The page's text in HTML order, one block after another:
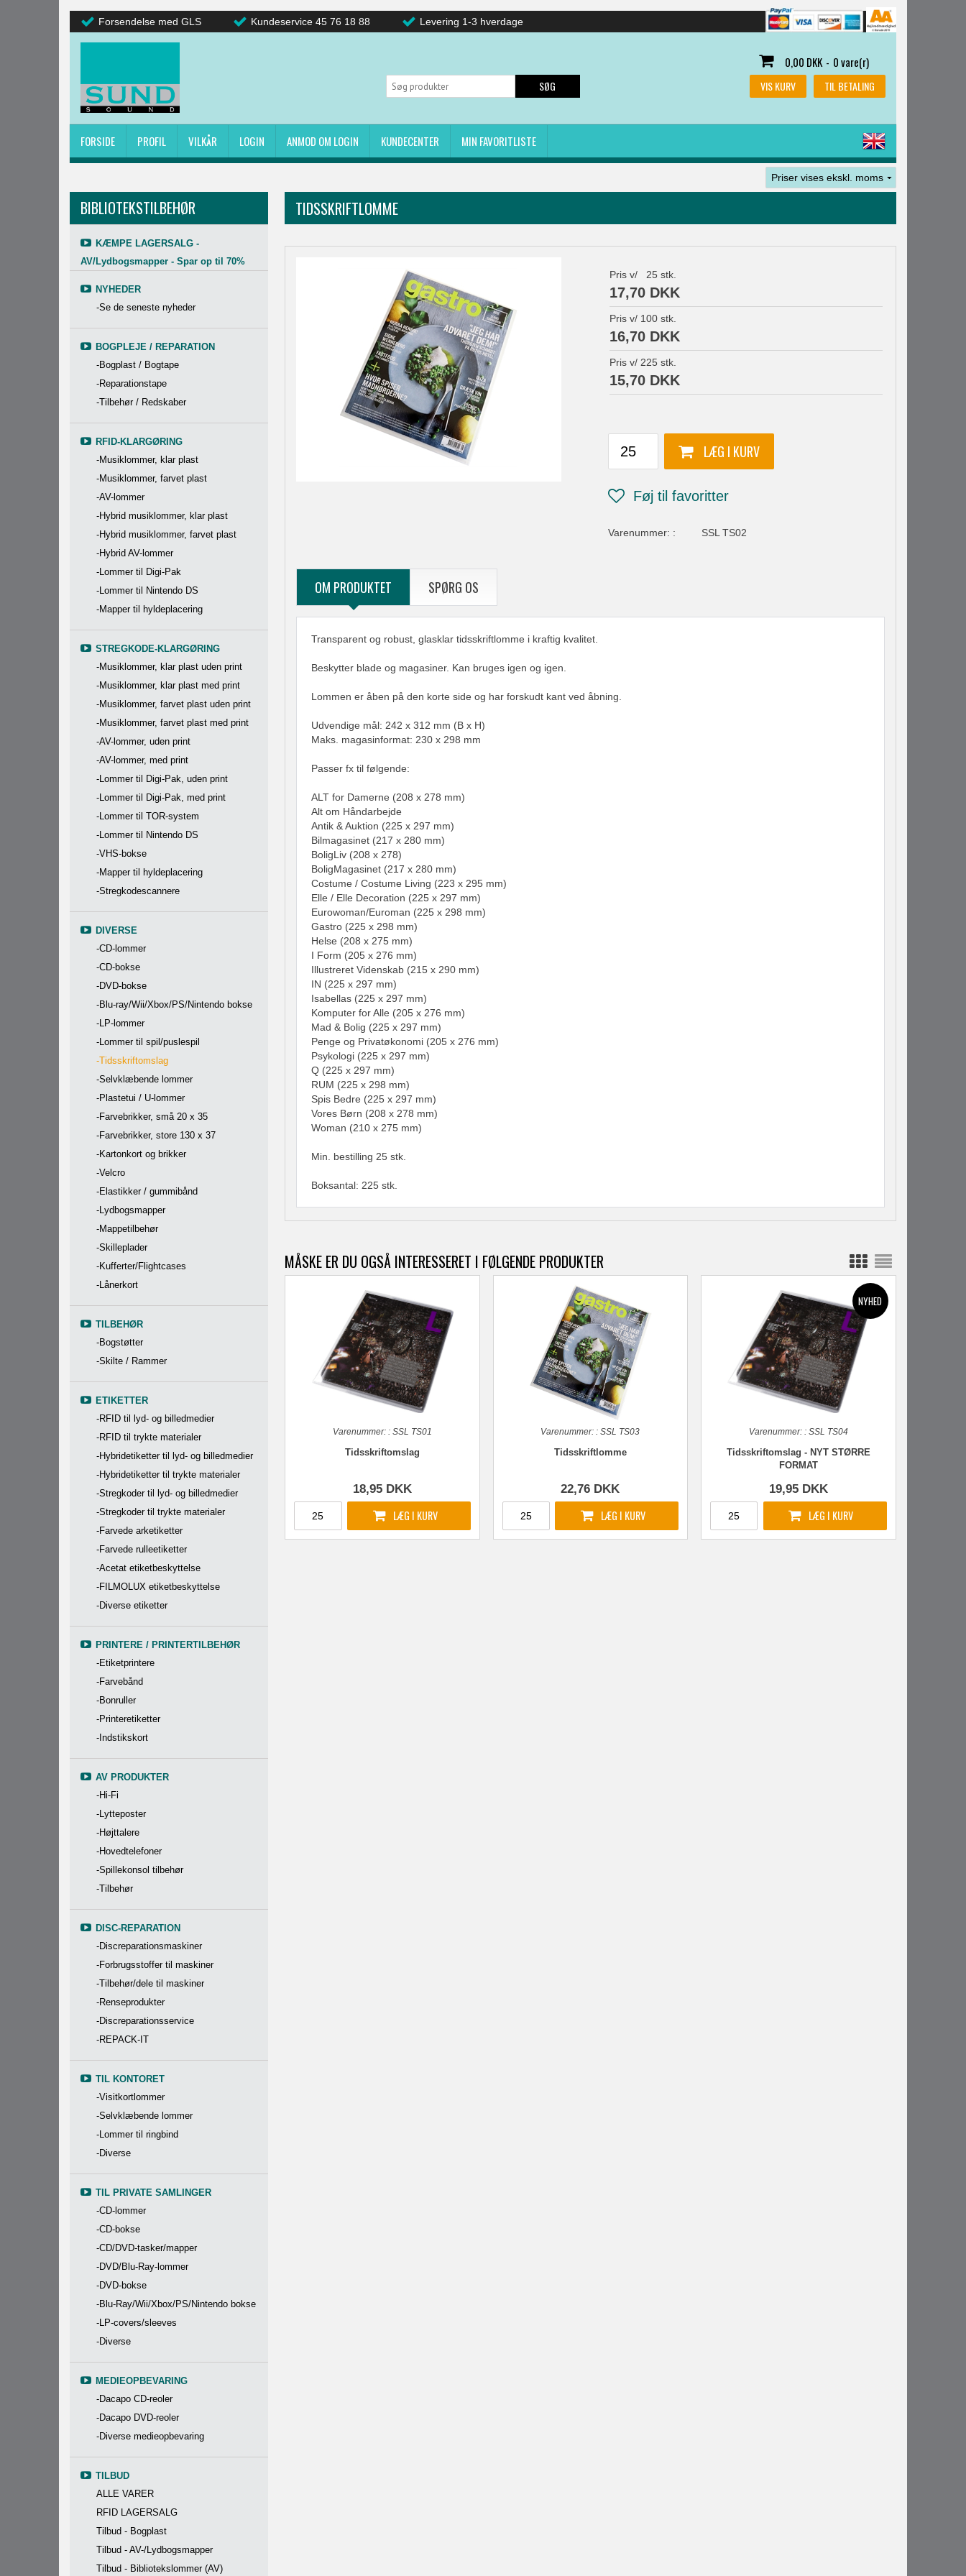
Forsendelse med GLS Kundeservice 45 76 18 88 Levering 1-3 hverdage
0,00 DKK - 0 vare(r)
VIS KURV TIL BETALING
FORSIDE PROFIL VILKÅR LOGIN ANMOD OM LOGIN KUNDECENTER MIN FAVORITLISTE
SØG
BIBLIOTEKSTILBEHØR
KÆMPE LAGERSALG -
AV/Lydbogsmapper - Spar op til 70%
NYHEDER
-Se de seneste nyheder
BOGPLEJE / REPARATION
-Bogplast / Bogtape
-Reparationstape
-Tilbehør / Redskaber
RFID-KLARGØRING
-Musiklommer, klar plast
-Musiklommer, farvet plast
-AV-lommer
-Hybrid musiklommer, klar plast
-Hybrid musiklommer, farvet plast
-Hybrid AV-lommer
-Lommer til Digi-Pak
-Lommer til Nintendo DS
-Mapper til hyldeplacering
STREGKODE-KLARGØRING
-Musiklommer, klar plast uden print
-Musiklommer, klar plast med print
-Musiklommer, farvet plast uden print
-Musiklommer, farvet plast med print
-AV-lommer, uden print
-AV-lommer, med print
-Lommer til Digi-Pak, uden print
-Lommer til Digi-Pak, med print
-Lommer til TOR-system
-Lommer til Nintendo DS
-VHS-bokse
-Mapper til hyldeplacering
-Stregkodescannere
DIVERSE
-CD-lommer
-CD-bokse
-DVD-bokse
-Blu-ray/Wii/Xbox/PS/Nintendo bokse
-LP-lommer
-Lommer til spil/puslespil
-Tidsskriftomslag
-Selvklæbende lommer
-Plastetui / U-lommer
-Farvebrikker, små 20 x 35
-Farvebrikker, store 130 x 37
-Kartonkort og brikker
-Velcro
-Elastikker / gummibånd
-Lydbogsmapper
-Mappetilbehør
-Skilleplader
-Kufferter/Flightcases
-Lånerkort
TILBEHØR
-Bogstøtter
-Skilte / Rammer
ETIKETTER
-RFID til lyd- og billedmedier
-RFID til trykte materialer
-Hybridetiketter til lyd- og billedmedier
-Hybridetiketter til trykte materialer
-Stregkoder til lyd- og billedmedier
-Stregkoder til trykte materialer
-Farvede arketiketter
-Farvede rulleetiketter
-Acetat etiketbeskyttelse
-FILMOLUX etiketbeskyttelse
-Diverse etiketter
PRINTERE / PRINTERTILBEHØR
-Etiketprintere
-Farvebånd
-Bonruller
-Printeretiketter
-Indstikskort
AV PRODUKTER
-Hi-Fi
-Lytteposter
-Højttalere
-Hovedtelefoner
-Spillekonsol tilbehør
-Tilbehør
DISC-REPARATION
-Discreparationsmaskiner
-Forbrugsstoffer til maskiner
-Tilbehør/dele til maskiner
-Renseprodukter
-Discreparationsservice
-REPACK-IT
TIL KONTORET
-Visitkortlommer
-Selvklæbende lommer
-Lommer til ringbind
-Diverse
TIL PRIVATE SAMLINGER
-CD-lommer
-CD-bokse
-CD/DVD-tasker/mapper
-DVD/Blu-Ray-lommer
-DVD-bokse
-Blu-Ray/Wii/Xbox/PS/Nintendo bokse
-LP-covers/sleeves
-Diverse
MEDIEOPBEVARING
-Dacapo CD-reoler
-Dacapo DVD-reoler
-Diverse medieopbevaring
TILBUD
ALLE VARER
RFID LAGERSALG
Tilbud - Bogplast
Tilbud - AV-/Lydbogsmapper
Tilbud - Bibliotekslommer (AV)
TIDSSKRIFTLOMME
Pris v/ 25 stk.
17,70 DKK
Pris v/ 100 stk.
16,70 DKK
Pris v/ 225 stk.
15,70 DKK
Varenummer: : SSL TS02
OM PRODUKTET SPØRG OS
Transparent og robust, glasklar tidsskriftlomme i kraftig kvalitet.
Beskytter blade og magasiner. Kan bruges igen og igen.
Lommen er åben på den korte side og har forskudt kant ved åbning.
Udvendige mål: 242 x 312 mm (B x H)
Maks. magasinformat: 230 x 298 mm
Passer fx til følgende:
ALT for Damerne (208 x 278 mm)
Alt om Håndarbejde
Antik & Auktion (225 x 297 mm)
Bilmagasinet (217 x 280 mm)
BoligLiv (208 x 278)
BoligMagasinet (217 x 280 mm)
Costume / Costume Living (223 x 295 mm)
Elle / Elle Decoration (225 x 297 mm)
Eurowoman/Euroman (225 x 298 mm)
Gastro (225 x 298 mm)
Helse (208 x 275 mm)
I Form (205 x 276 mm)
Illustreret Videnskab (215 x 290 mm)
IN (225 x 297 mm)
Isabellas (225 x 297 mm)
Komputer for Alle (205 x 276 mm)
Mad & Bolig (225 x 297 mm)
Penge og Privatøkonomi (205 x 276 mm)
Psykologi (225 x 297 mm)
Q (225 x 297 mm)
RUM (225 x 298 mm)
Spis Bedre (225 x 297 mm)
Vores Børn (208 x 278 mm)
Woman (210 x 275 mm)
Min. bestilling 25 stk.
Boksantal: 225 stk.
MÅSKE ER DU OGSÅ INTERESSERET I FØLGENDE PRODUKTER
Varenummer: : SSL TS01
Tidsskriftomslag
18,95 DKK
Varenummer: : SSL TS03
Tidsskriftlomme
22,76 DKK
Varenummer:: SSL TS04
Tidsskriftomslag - NYT STØRRE
FORMAT
19,95 DKK